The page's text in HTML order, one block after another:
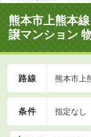
熊本市上熊本
譲マンション
路線 熊本市上
条件 指定なし